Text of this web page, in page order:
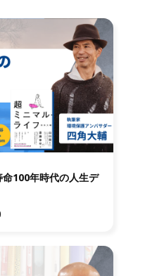
命100年時代の人生デ